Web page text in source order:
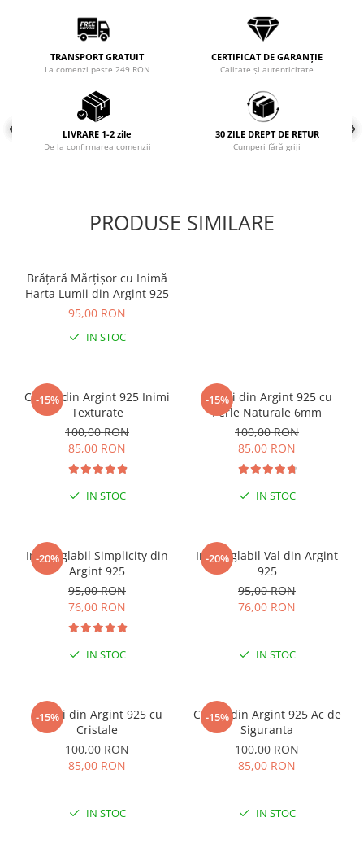
Coliere cu mărgele colorate și
TRANSPORT GRATUIT
La comenzi peste 249 RON
CERTIFICAT DE GARANȚIE
Calitate și autenticitate
LIVRARE 1-2 zile
De la confirmarea comenzii
30 ZILE DREPT DE RETUR
Cumperi fără griji
PRODUSE SIMILARE
Brățară Mărțișor cu Inimă
Harta Lumii din Argint 925
95,00 RON
IN STOC
-15%
Cercei din Argint 925 Inimi
Texturate
100,00 RON
85,00 RON
IN STOC
-15%
Cercei din Argint 925 cu
Perle Naturale 6mm
100,00 RON
85,00 RON
IN STOC
-20%
Inel reglabil Simplicity din
Argint 925
95,00 RON
76,00 RON
IN STOC
-20%
Inel reglabil Val din Argint
925
95,00 RON
76,00 RON
IN STOC
-15%
Cercei din Argint 925 cu
Cristale
100,00 RON
85,00 RON
IN STOC
-15%
Cercei din Argint 925 Ac de
Siguranta
100,00 RON
85,00 RON
IN STOC